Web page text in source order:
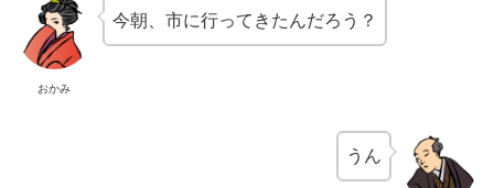
おかみ
今朝、市に行ってきたんだろう？
うん